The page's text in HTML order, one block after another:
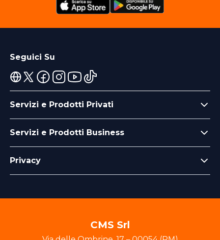
Seguici Su
Servizi e Prodotti Privati
Servizi e Prodotti Business
Privacy
CMS Srl